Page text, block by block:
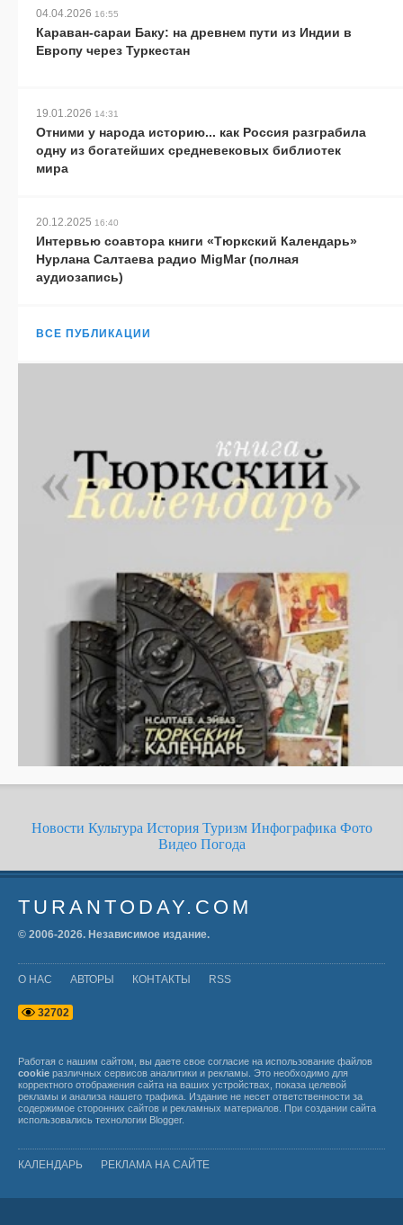
04.04.2026 16:55
Караван-сараи Баку: на древнем пути из Индии в
Европу через Туркестан
19.01.2026 14:31
Отними у народа историю... как Россия разграбила
одну из богатейших средневековых библиотек
мира
20.12.2025 16:40
Интервью соавтора книги «Тюркский Календарь»
Нурлана Салтаева радио MigMar (полная
аудиозапись)
ВСЕ ПУБЛИКАЦИИ
Новости Культура История Туризм Инфографика Фото
Видео Погода
TURANTODAY.COM
© 2006-2026. Независимое издание.
О НАС АВТОРЫ КОНТАКТЫ RSS
32702
Работая с нашим сайтом, вы даете свое согласие на использование файлов
cookie различных сервисов аналитики и рекламы. Это необходимо для
корректного отображения сайта на ваших устройствах, показа целевой
рекламы и анализа нашего трафика. Издание не несет ответственности за
содержимое сторонних сайтов и рекламных материалов. При создании сайта
использовались технологии Blogger.
КАЛЕНДАРЬ РЕКЛАМА НА САЙТЕ